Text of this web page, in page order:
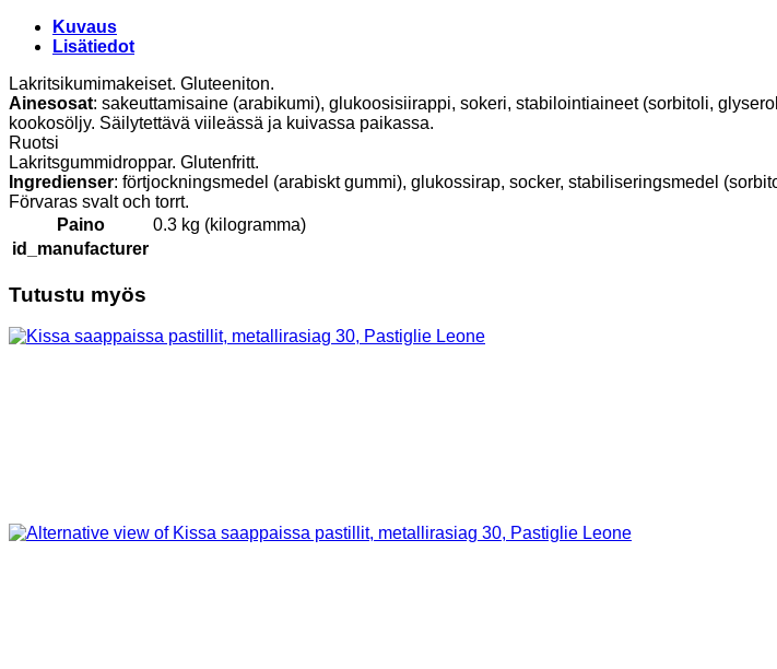
Kuvaus
Lisätiedot
Lakritsikumimakeiset. Gluteeniton.
Ainesosat: sakeuttamisaine (arabikumi), glukoosisiirappi, sokeri, stabilointiaineet (sorbitoli,
kookosöljy. Säilytettävä viileässä ja kuivassa paikassa.
Ruotsi
Lakritsgummidroppar. Glutenfritt.
Ingredienser: förtjockningsmedel (arabiskt gummi), glukossirap, socker, stabiliseringsmedel
Förvaras svalt och torrt.
Paino
0.3 kg (kilogramma)
id_manufacturer
Tutustu myös